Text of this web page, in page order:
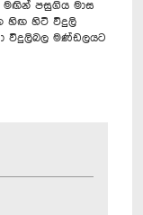
මඟින් පසුගිය මාස
හිඟ හිටි විදුලි
විදුලිබල මණ්ඩලයට